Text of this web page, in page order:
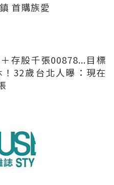
首購族愛
存股千張00878...目標
！32歲台北人曝：現在